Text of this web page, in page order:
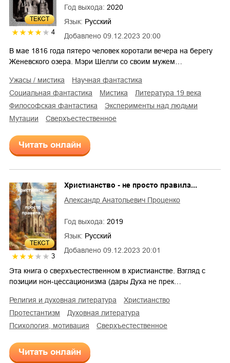
ТЕКСТ
4 Добавлено 09.12.2023 20:00
Год выхода: 2020
Язык: Русский
В мае 1816 года пятеро человек коротали вечера на берегу
Женевского озера. Мэри Шелли со своим мужем…
ужасы / мистика
научная фантастика
социальная фантастика
мистика
литература 19 века
философская фантастика
эксперименты над людьми
мутации
сверхъестественное
Читать онлайн
ТЕКСТ
3
Добавлено 09.12.2023 20:01
Христианство - не просто правила...
Александр Анатольевич Проценко
Год выхода: 2019
Язык: Русский
Эта книга о сверхъестественном в христианстве. Взгляд с
позиции нон-цессационизма (дары Духа не прек…
религия и духовная литература
христианство
протестантизм
духовная литература
психология, мотивация
сверхъестественное
Читать онлайн